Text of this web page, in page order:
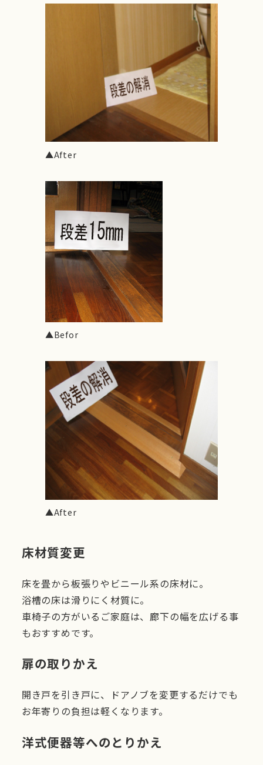
▲After
▲Befor
▲After
床材質変更
床を畳から板張りやビニール系の床材に。
浴槽の床は滑りにく材質に。
車椅子の方がいるご家庭は、廊下の幅を広げる事
もおすすめです。
扉の取りかえ
開き戸を引き戸に、ドアノブを変更するだけでも
お年寄りの負担は軽くなります。
洋式便器等へのとりかえ